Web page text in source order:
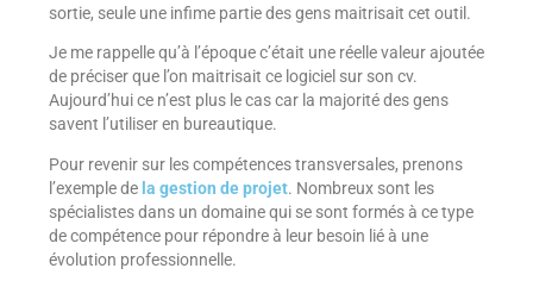
sortie, seule une infime partie des gens maitrisait cet outil.
Je me rappelle qu’à l’époque c’était une réelle valeur ajoutée
de préciser que l’on maitrisait ce logiciel sur son cv.
Aujourd’hui ce n’est plus le cas car la majorité des gens
savent l’utiliser en bureautique.
Pour revenir sur les compétences transversales, prenons
l’exemple de la gestion de projet. Nombreux sont les
spécialistes dans un domaine qui se sont formés à ce type
de compétence pour répondre à leur besoin lié à une
évolution professionnelle.